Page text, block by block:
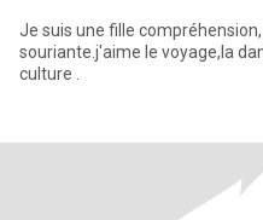
Je suis une fille
souriante.j'aime le voyage,la
culture .